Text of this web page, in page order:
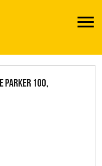
PARKER 100,